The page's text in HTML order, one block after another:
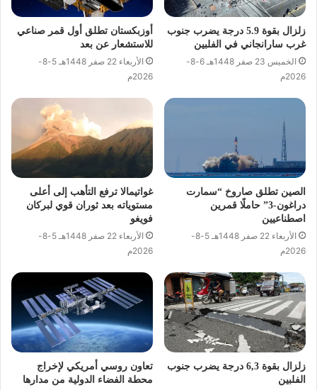
زلزال بقوة 5.9 درجة يضرب جنوب
غرب سارانجاني في الفلبين
الخميس 23 صفر 1448هـ 6-8-
2026م
أوزبكستان تطلق أول قمر صناعي
للاستشعار عن بعد
الأربعاء 22 صفر 1448هـ 5-8-
2026م
الصين تطلق صاروخ “سمارت
دراغون-3” حاملًا قمرين
اصطناعيين
الأربعاء 22 صفر 1448هـ 5-8-
2026م
غواتيمالا ترفع التأهب إلى أعلى
مستوياته بعد ثوران قوي لبركان
فويغو
الأربعاء 22 صفر 1448هـ 5-8-
2026م
زلزال بقوة 6,3 درجة يضرب جنوب
الفلبين
تعاون روسي أمريكي لإخراج
محطة الفضاء الدولية من مدارها